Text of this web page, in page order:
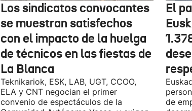
Los sindicatos convocantes
se muestran satisfechos
con el impacto de la huelga
de técnicos en las fiestas de
La Blanca
Teknikariok, ESK, LAB, UGT, CCOO,
ELA y CNT negocian el primer
convenio de espectáculos de la
El
de